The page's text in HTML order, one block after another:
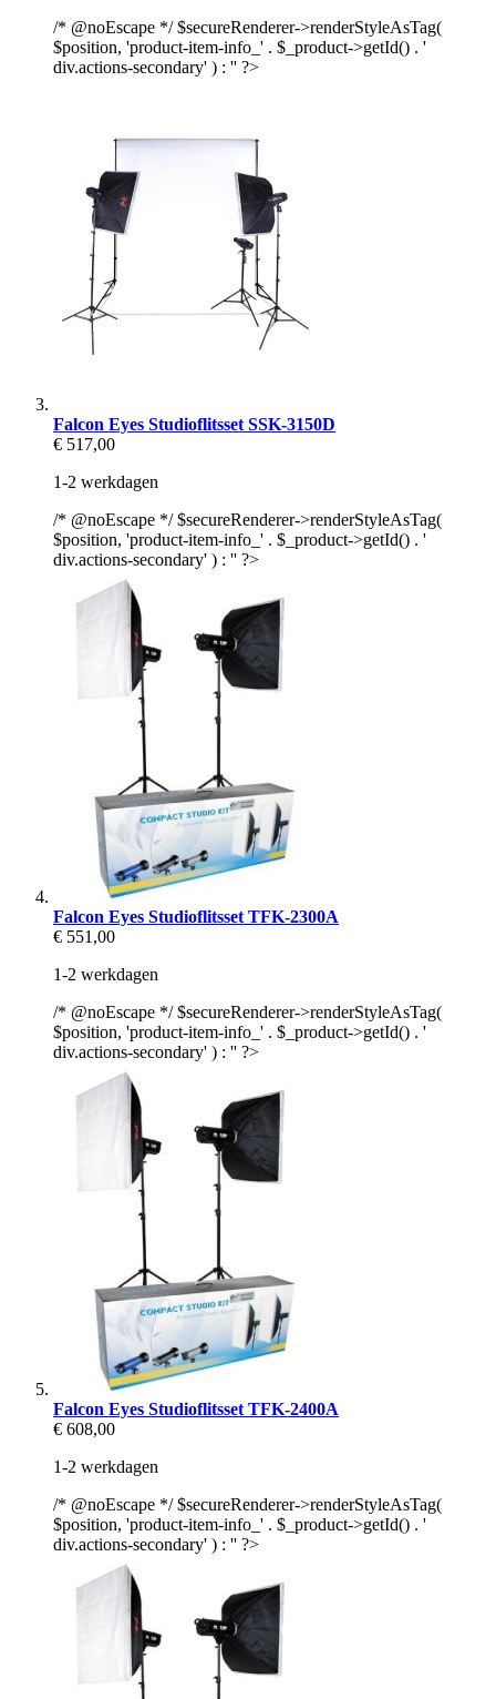
/* @noEscape */ $secureRenderer->renderStyleAsTag(
$position, 'product-item-info_' . $_product->getId() . '
div.actions-secondary' ) : '' ?>
Falcon Eyes Studioflitsset SSK-3150D
€ 517,00
1-2 werkdagen
/* @noEscape */ $secureRenderer->renderStyleAsTag(
$position, 'product-item-info_' . $_product->getId() . '
div.actions-secondary' ) : '' ?>
Falcon Eyes Studioflitsset TFK-2300A
€ 551,00
1-2 werkdagen
/* @noEscape */ $secureRenderer->renderStyleAsTag(
$position, 'product-item-info_' . $_product->getId() . '
div.actions-secondary' ) : '' ?>
Falcon Eyes Studioflitsset TFK-2400A
€ 608,00
1-2 werkdagen
/* @noEscape */ $secureRenderer->renderStyleAsTag(
$position, 'product-item-info_' . $_product->getId() . '
div.actions-secondary' ) : '' ?>